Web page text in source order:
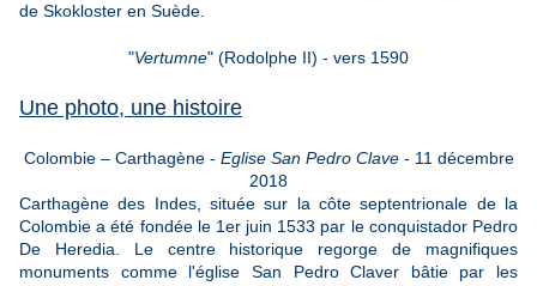
de Skokloster en Suède.
"Vertumne" (Rodolphe II) - vers 1590
Une photo, une histoire
Colombie – Carthagène - Eglise San Pedro Clave- 11 décembre
2018
Carthagène des Indes, située sur la côte septentrionale de la
Colombie a été fondée le 1er juin 1533 par le conquistador Pedro
De Heredia. Le centre historique regorge de magnifiques
monuments comme l'église San Pedro Claver bâtie par les